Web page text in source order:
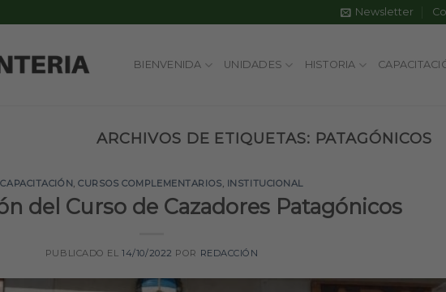
Newsletter
BIENVENIDA UNIDADES HISTORIA
ARCHIVOS DE ETIQUETAS: PATAGÓNICOS
CAPACITACIÓN,CURSOS COMPLEMENTARIOS, INSTITUCIONAL
del Curso de Cazadores Patagónicos
PUBLICADO EL14/10/2022 POR REDACCIÓN